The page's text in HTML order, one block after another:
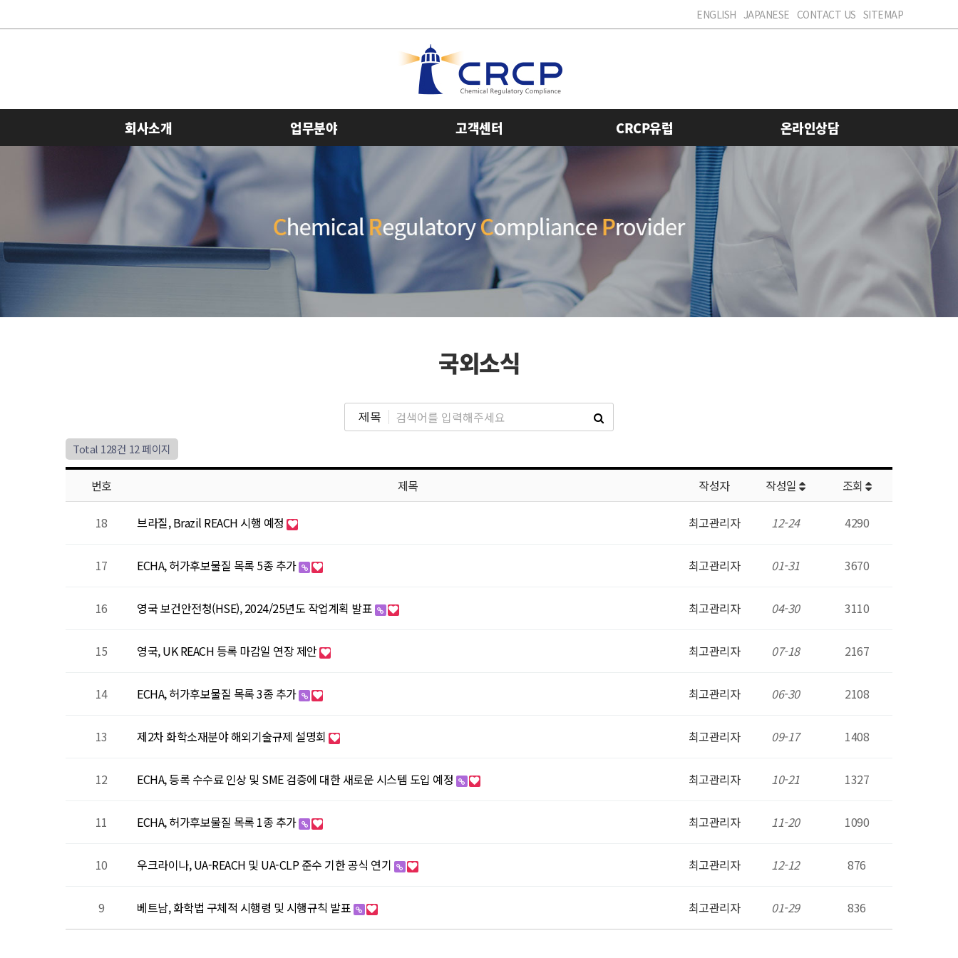
ENGLISH JAPANESE CONTACT US SITEMAP
회사소개 업무분야 고객센터 CRCP유럽 온라인상담
국외소식
Total 128건 12 페이지
번호 제목 작성자 작성일 조회
18 브라질, Brazil REACH 시행 예정 최고관리자 12-24 4290
17 ECHA, 허가후보물질 목록 5종 추가 최고관리자 01-31 3670
16 영국 보건안전청(HSE), 2024/25년도 작업계획 발표 최고관리자 04-30 3110
15 영국, UK REACH 등록 마감일 연장 제안 최고관리자 07-18 2167
14 ECHA, 허가후보물질 목록 3종 추가 최고관리자 06-30 2108
13 제2차 화학소재분야 해외기술규제 설명회 최고관리자 09-17 1408
12 ECHA, 등록 수수료 인상 및 SME 검증에 대한 새로운 시스템 도입 예정 최고관리자 10-21 1327
11 ECHA, 허가후보물질 목록 1종 추가 최고관리자 11-20 1090
10 우크라이나, UA-REACH 및 UA-CLP 준수 기한 공식 연기 최고관리자 12-12 876
9 베트남, 화학법 구체적 시행령 및 시행규칙 발표 최고관리자 01-29 836